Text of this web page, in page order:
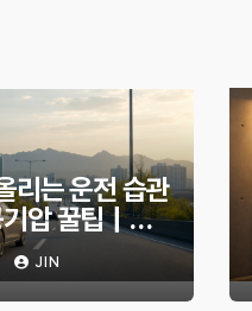
리는 운전 습관
압 꿀팁｜주
는 핵심은?
JIN